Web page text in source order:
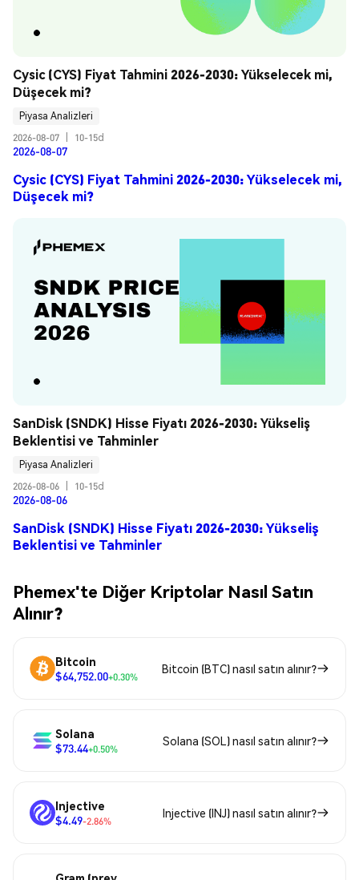
Cysic (CYS) Fiyat Tahmini 2026-2030: Yükselecek mi,
Düşecek mi?
Piyasa Analizleri
2026-08-07
10-15d
2026-08-07
Cysic (CYS) Fiyat Tahmini 2026-2030: Yükselecek mi,
Düşecek mi?
SanDisk (SNDK) Hisse Fiyatı 2026-2030: Yükseliş
Beklentisi ve Tahminler
Piyasa Analizleri
2026-08-06
10-15d
2026-08-06
SanDisk (SNDK) Hisse Fiyatı 2026-2030: Yükseliş
Beklentisi ve Tahminler
Phemex'te Diğer Kriptolar Nasıl Satın
Alınır?
Bitcoin
$64,752.00+0.30%
Bitcoin (BTC) nasıl satın alınır?
Solana
$73.44+0.50%
Solana (SOL) nasıl satın alınır?
Injective
$4.49-2.86%
Injective (INJ) nasıl satın alınır?